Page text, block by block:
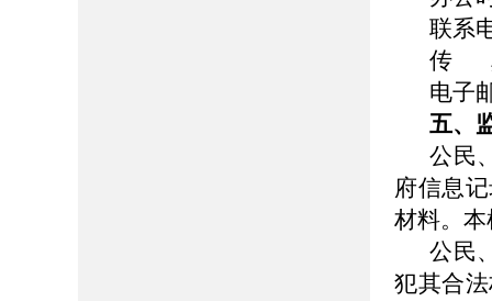
联系
传
电子
五、
公民
府信息
材料。
公民
犯其合